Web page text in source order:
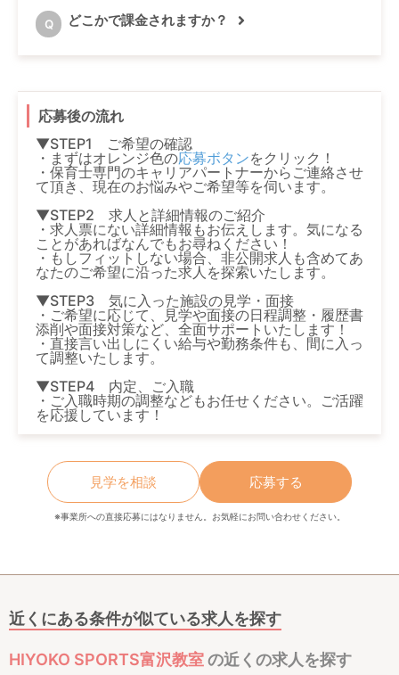
Q どこかで課金されますか？
応募後の流れ
▼STEP1 ご希望の確認
・まずはオレンジ色の応募ボタンをクリック！
・保育士専門のキャリアパートナーからご連絡させ
て頂き、現在のお悩みやご希望等を伺います。
▼STEP2 求人と詳細情報のご紹介
・求人票にない詳細情報もお伝えします。気になる
ことがあればなんでもお尋ねください！
・もしフィットしない場合、非公開求人も含めてあ
なたのご希望に沿った求人を探索いたします。
▼STEP3 気に入った施設の見学・面接
・ご希望に応じて、見学や面接の日程調整・履歴書
添削や面接対策など、全面サポートいたします！
・直接言い出しにくい給与や勤務条件も、間に入っ
て調整いたします。
▼STEP4 内定、ご入職
・ご入職時期の調整などもお任せください。ご活躍
を応援しています！
見学を相談 応募する
※事業所への直接応募にはなりません。お気軽にお問い合わせください。
近くにある条件が似ている求人を探す
HIYOKO SPORTS富沢教室の近くの求人を探す